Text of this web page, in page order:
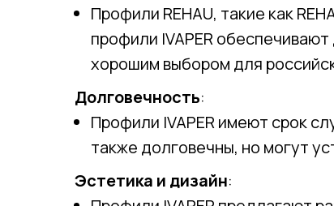
Профили REHAU, такие как
профили IVAPER
хорошим выбором для
Долговечность:
Профили IVAPER имеют срок
также долговечны, но могут
Эстетика и дизайн: